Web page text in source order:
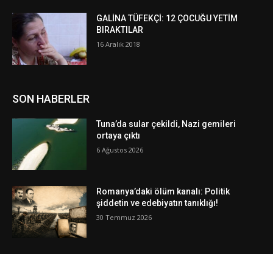
GALİNA TÜFEKÇİ: 12 ÇOCUĞU YETİM
BIRAKTILAR
16 Aralık 2018
SON HABERLER
Tuna’da sular çekildi, Nazi gemileri
ortaya çıktı
6 Ağustos 2026
Romanya’daki ölüm kanalı: Politik
şiddetin ve edebiyatın tanıklığı!
30 Temmuz 2026